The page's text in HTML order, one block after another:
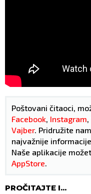
Poštovani čitaoci,
Facebook Instagram
Vajber. Pridružite
najvažnije informacije.
Naše aplikacije
AppStore
PROČITAJTE I...